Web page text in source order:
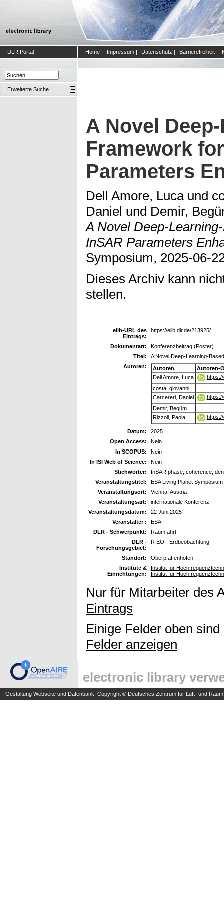
DLR Portal Home | Impressum | Datenschutz | Barrierefreiheit |
Erweiterte Suche
A Novel
Framework
Parameters
Dell Amore, Lucaund
Daniel und Demir,
A Novel Deep-
InSAR Parameters
Symposium, 2025-06-
Dieses Archiv kann
stellen.
elib-URL des
Eintrags:
https://elib.dlr.de/213925/
Dokumentart:
Konferenzbeitrag (Poster)
Titel:
A Novel Deep-Learning-
Autoren:
Autoren
Autoren-
Dell Amore, Luca
costa, giovanni
Carcereri, Daniel
Demir, Begüm
Rizzoli, Paola
Datum:
2025
Open Access:
Nein
In SCOPUS:
Nein
In ISI Web of Science:
Nein
Stichwörter:
InSAR phase, coherence,
Veranstaltungstitel:
ESA Living Planet Symposium
Veranstaltungsort:
Vienna, Austria
Veranstaltungsart:
internationale Konferenz
Veranstaltungsdatum:
22 Juni 2025
Veranstalter :
ESA
DLR - Schwerpunkt:
Raumfahrt
DLR -
Forschungsgebiet:
R EO - Erdbeobachtung
Standort:
Oberpfaffenhofen
Institute &
Einrichtungen:
Institut für
Institut für
Nur für Mitarbeiter des
Eintrags
Einige Felder oben
Felder anzeigen
electronic library
Gestaltung Webseite und Datenbank: Copyright © Deutsches Zentrum für Luft- und